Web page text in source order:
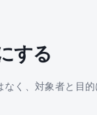
する
なく、対象者と目